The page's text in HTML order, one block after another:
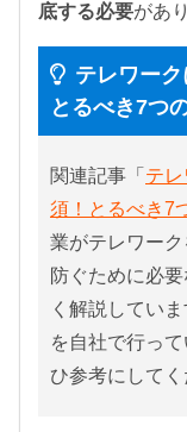
底する必要があ
テレワー
とるべき7つ
関連記事「 テ
須！とるべき7
業がテレワー
防ぐために必
く解説してい
を自社で行っ
ひ参考にしてく